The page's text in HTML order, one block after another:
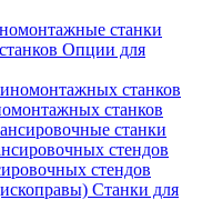
станки
Опции для
станков
станки
стендов
Станки для